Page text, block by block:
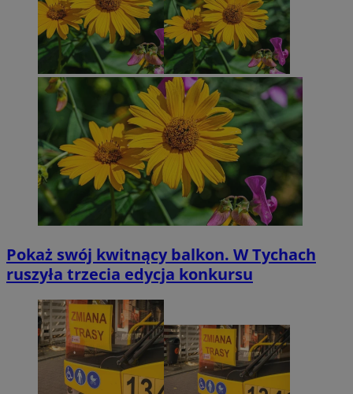
Pokaż swój kwitnący balkon. W Tychach
ruszyła trzecia edycja konkursu